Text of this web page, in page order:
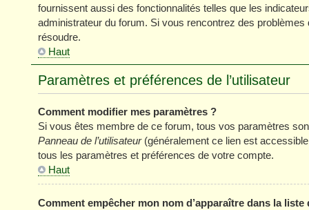
fournissent aussi des fonctionnalités telles que les
administrateur du forum. Si vous rencontrez des
résoudre.
Haut
Paramètres et préférences de l’utilisateur
Comment modifier mes paramètres ?
Si vous êtes membre de ce forum, tous vos paramètres
Panneau de l’utilisateur(généralement ce lien est
tous les paramètres et préférences de votre compte.
Haut
Comment empêcher mon nom d’apparaître dans la